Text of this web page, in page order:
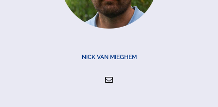
NICK VAN MIEGHEM